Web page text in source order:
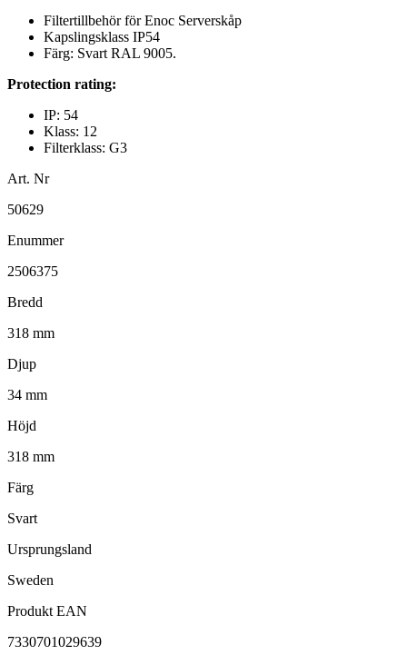
Filtertillbehör för Enoc Serverskåp
Kapslingsklass IP54
Färg: Svart RAL 9005.
Protection rating:
IP: 54
Klass: 12
Filterklass: G3
Art. Nr
50629
Enummer
2506375
Bredd
318 mm
Djup
34 mm
Höjd
318 mm
Färg
Svart
Ursprungsland
Sweden
Produkt EAN
7330701029639